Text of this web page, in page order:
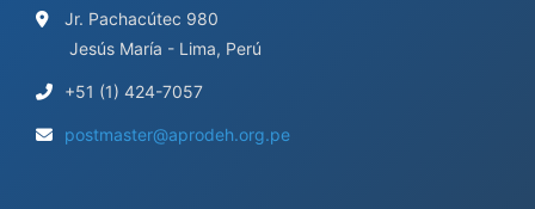
Jr. Pachacútec 980
Jesús María - Lima, Perú
+51 (1) 424-7057
postmaster@aprodeh.org.pe